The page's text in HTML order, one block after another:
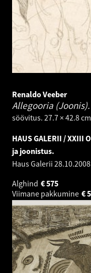
Renaldo Veeber
Allegooria (Joonis).
söövitus. 27.7 × 42.8 cm
HAUS GALERII / XXIII
ja joonistus.
Haus Galerii 28.10.2008
Alghind
575
€
Viimane pakkumine €